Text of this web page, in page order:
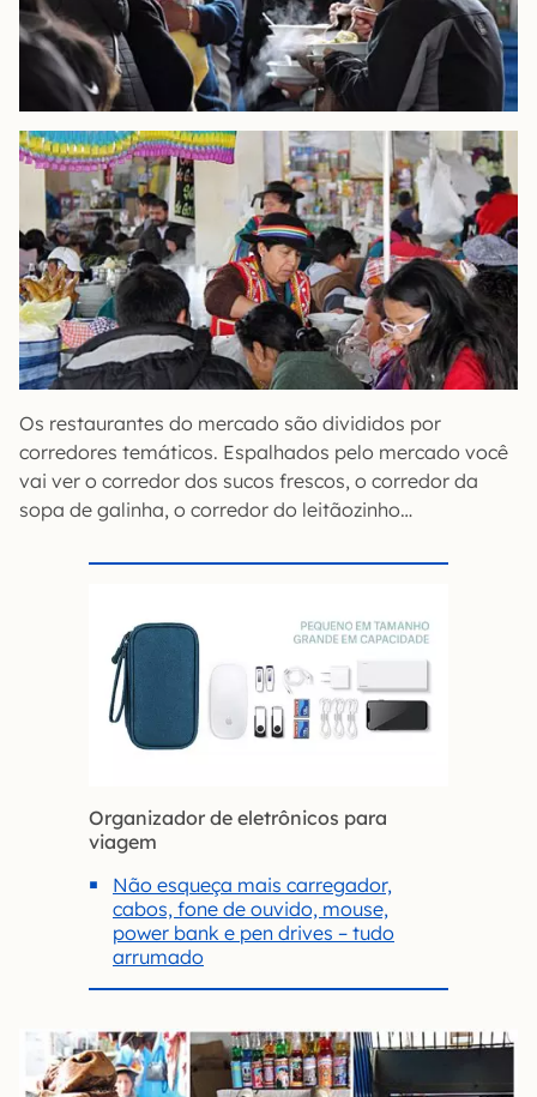
Os restaurantes do mercado são divididos por
corredores temáticos. Espalhados pelo mercado você
vai ver o corredor dos sucos frescos, o corredor da
sopa de galinha, o corredor do leitãozinho…
Organizador de eletrônicos para
viagem
Não esqueça mais carregador,
cabos, fone de ouvido, mouse,
power bank e pen drives – tudo
arrumado